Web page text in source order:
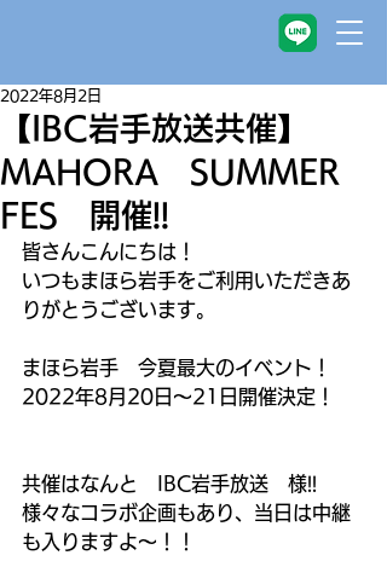
【IBC岩手放送共催】
MAHORA SUMMER
FES 開催!!
2022年8月2日
皆さんこんにちは！
いつもまほら岩手をご利用いただきあ
りがとうございます。
まほら岩手　今夏最大のイベント！
2022年8月20日～21日開催決定！
共催はなんと　IBC岩手放送　様!!
様々なコラボ企画もあり、当日は中継
も入りますよ～！！